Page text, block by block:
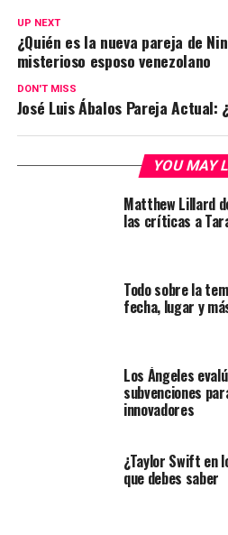
UP NEXT
¿Quién es la nueva pareja de
misterioso esposo venezolano
DON'T MISS
José Luis Ábalos Pareja Actual:
YOU MAY
Matthew Lillard
las críticas a
Todo sobre la
fecha, lugar y
Los Ángeles
subvenciones
innovadores
¿Taylor Swift en
que debes saber